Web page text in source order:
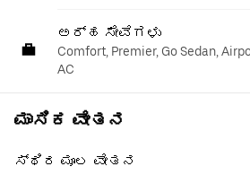
ಅರ್ಹ ಸೇವೆಗಳು
Comfort, Premier, Go Sedan,
AC
ಮಾಸಿಕ ವೇತನ
ಸ್ಥಿರ ಮೂಲ ವೇತನ